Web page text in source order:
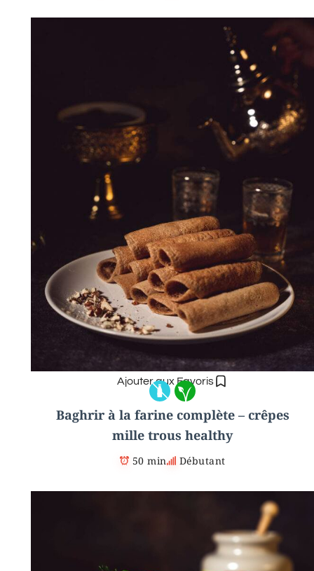
Ajouter aux Favoris
Baghrir à la farine complète – crêpes
mille trous healthy
50 min Débutant